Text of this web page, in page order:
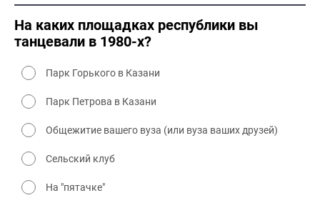
2000 культура
На каких площадках республики вы
танцевали в 1980-х?
Парк Горького в Казани
Парк Петрова в Казани
Общежитие вашего вуза (или вуза ваших друзей)
Сельский клуб
На "пятачке"